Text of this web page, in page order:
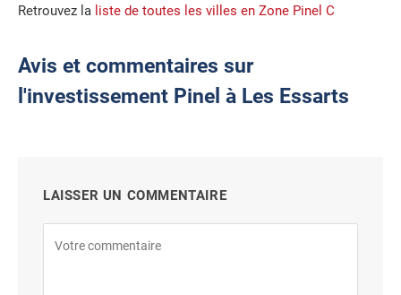
Retrouvez la liste de toutes les villes en Zone Pinel C
Avis et commentaires sur
l'investissement Pinel à Les Essarts
LAISSER UN COMMENTAIRE